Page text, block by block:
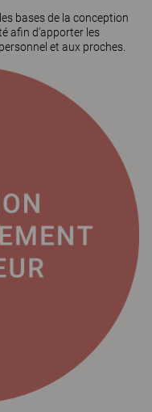
bases de la conception
afin d’apporter les
et aux proches.